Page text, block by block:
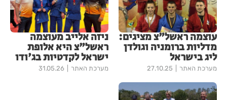
עוצמה ראשל"צ מציגים:
מדליות ברומניה וגולדן
ליג בישראל
מערכת האתר 27.10.25
ניזה אלייב מעוצמה
ראשל"צ היא אלופת
ישראל לקדטיות בג'ודו
מערכת האתר 31.05.26